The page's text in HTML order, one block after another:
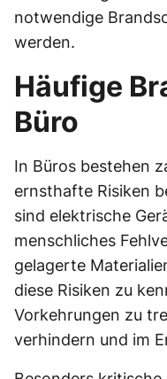
notwendige
werden.
Häufige
Büro
In Büros bestehen
ernsthafte Risiken
sind elektrische
menschliches
gelagerte
diese Risiken zu
Vorkehrungen zu
verhindern und im